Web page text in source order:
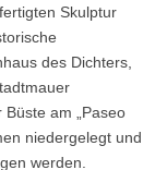
Skulptur
des Dichters,
am „Paseo
niedergelegt und
werden.